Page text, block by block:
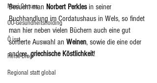
Maxi.Genuss
OÖ-Gesundheitsholding
Ö isst...
Reise-Blog
Regional statt global
Besucht man Norbert Perkles in seiner
Buchhandlung im Cordatushaus in Wels, so findet
man hier neben vielen Büchern auch eine gut
sortierte Auswahl an Weinen, sowie die eine oder
andere, griechische Köstlichkeit!